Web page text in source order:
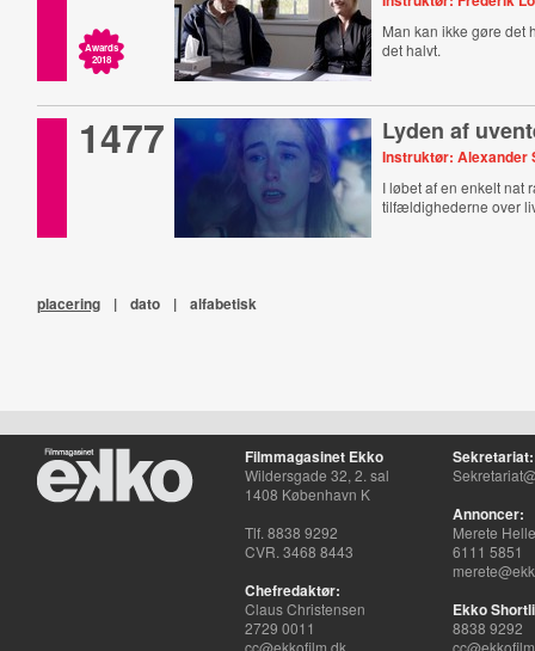
Awards
2018
Man kan ikke gøre det
det halvt.
1477 Lyden af
Instruktør: Alexander
I løbet af en enkelt nat
tilfældighederne over
placering | dato | alfabetisk
Filmmagasinet Ekko
Wildersgade 32, 2. sal
1408 København K
Tlf. 8838 9292
CVR. 3468 8443
Chefredaktør:
Claus Christensen
2729 0011
cc@ekkofilm.dk
Sekretariat:
Annoncer:
Merete
6111 5851
Ekko
8838 9292